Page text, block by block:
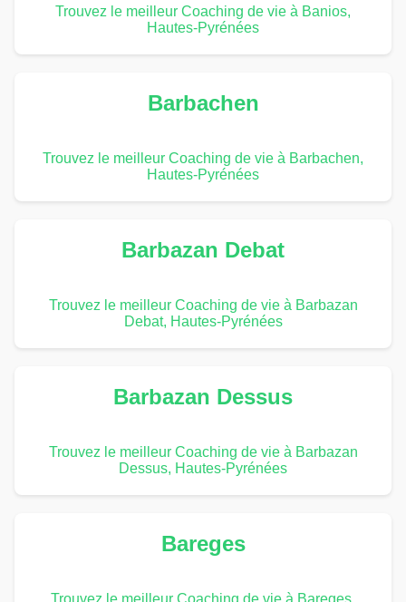
Trouvez le meilleur Coaching de vie à Banios,
Hautes-Pyrénées
Barbachen
Trouvez le meilleur Coaching de vie à Barbachen,
Hautes-Pyrénées
Barbazan Debat
Trouvez le meilleur Coaching de vie à Barbazan
Debat, Hautes-Pyrénées
Barbazan Dessus
Trouvez le meilleur Coaching de vie à Barbazan
Dessus, Hautes-Pyrénées
Bareges
Trouvez le meilleur Coaching de vie à Bareges,